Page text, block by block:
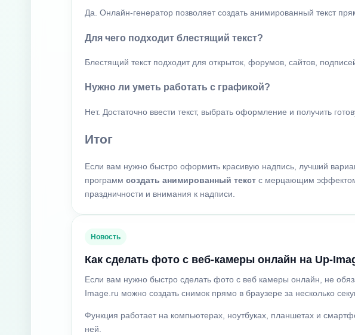
Да. Онлайн-генератор позволяет создать анимированный текст
Для чего подходит блестящий текст?
Блестящий текст подходит для открыток, форумов, сайтов,
Нужно ли уметь работать с графикой?
Нет. Достаточно ввести текст, выбрать оформление и получить
Итог
Если вам нужно быстро оформить красивую надпись, лучший
программ создать анимированный текст с мерцающим
праздничности и внимания к надписи.
Новость
Как сделать фото с веб-камеры онлайн на Up-
Если вам нужно быстро сделать фото с веб камеры онлайн, не
Image.ru можно создать снимок прямо в браузере за несколько
Функция работает на компьютерах, ноутбуках, планшетах и
ней.